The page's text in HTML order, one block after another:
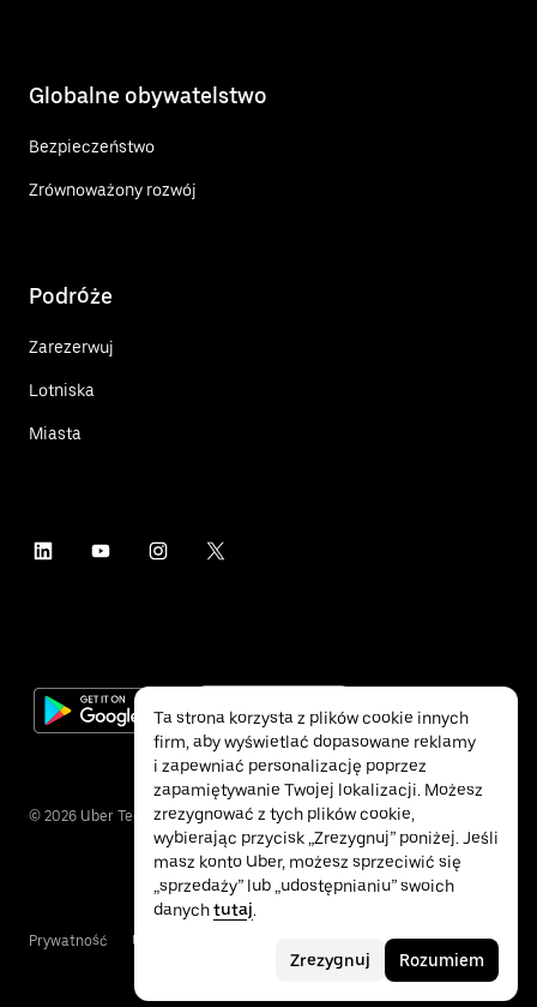
Globalne obywatelstwo
Bezpieczeństwo
Zrównoważony rozwój
Podróże
Zarezerwuj
Lotniska
Miasta
© 2026 Uber Technologies Inc.
Prywatność Ułatwienia dostępu
Ta strona korzysta z plików cookie innych
firm, aby wyświetlać dopasowane reklamy
i zapewniać personalizację poprzez
zapamiętywanie Twojej lokalizacji. Możesz
zrezygnować z tych plików cookie,
wybierając przycisk „Zrezygnuj” poniżej. Jeśli
masz konto Uber, możesz sprzeciwić się
„sprzedaży” lub „udostępnianiu” swoich
danychtutaj.
Zrezygnuj Rozumiem